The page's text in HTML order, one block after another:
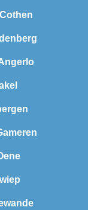
Cothen